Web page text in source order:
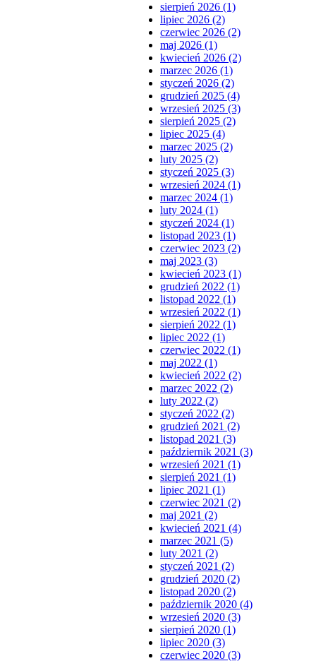
sierpień 2026 (1)
lipiec 2026 (2)
czerwiec 2026 (2)
maj 2026 (1)
kwiecień 2026 (2)
marzec 2026 (1)
styczeń 2026 (2)
grudzień 2025 (4)
wrzesień 2025 (3)
sierpień 2025 (2)
lipiec 2025 (4)
marzec 2025 (2)
luty 2025 (2)
styczeń 2025 (3)
wrzesień 2024 (1)
marzec 2024 (1)
luty 2024 (1)
styczeń 2024 (1)
listopad 2023 (1)
czerwiec 2023 (2)
maj 2023 (3)
kwiecień 2023 (1)
grudzień 2022 (1)
listopad 2022 (1)
wrzesień 2022 (1)
sierpień 2022 (1)
lipiec 2022 (1)
czerwiec 2022 (1)
maj 2022 (1)
kwiecień 2022 (2)
marzec 2022 (2)
luty 2022 (2)
styczeń 2022 (2)
grudzień 2021 (2)
listopad 2021 (3)
październik 2021 (3)
wrzesień 2021 (1)
sierpień 2021 (1)
lipiec 2021 (1)
czerwiec 2021 (2)
maj 2021 (2)
kwiecień 2021 (4)
marzec 2021 (5)
luty 2021 (2)
styczeń 2021 (2)
grudzień 2020 (2)
listopad 2020 (2)
październik 2020 (4)
wrzesień 2020 (3)
sierpień 2020 (1)
lipiec 2020 (3)
czerwiec 2020 (3)